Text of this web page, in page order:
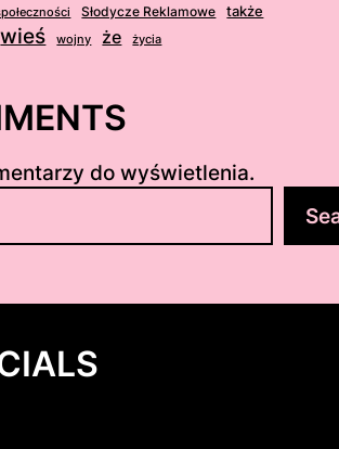
Słodycze Reklamowe także
wieś wojny że życia
do wyświetlenia.